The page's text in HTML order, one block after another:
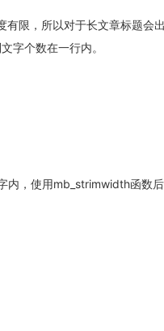
有限，所以对于长文章标题会
字个数在一行内。
内，使用mb_strimwidth函数